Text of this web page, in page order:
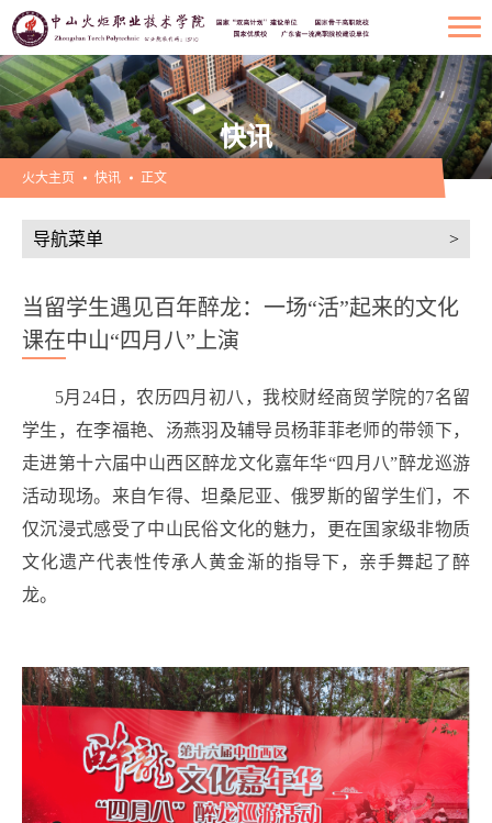
快讯
火大主页 快讯 正文
导航菜单 >
当留学生遇见百年醉龙：一场“活”起来的文化
课在中山“四月八”上演
5月24日，农历四月初八，我校财经商贸学院的7名留
学生，在李福艳、汤燕羽及辅导员杨菲菲老师的带领下，
走进第十六届中山西区醉龙文化嘉年华“四月八”醉龙巡游
活动现场。来自乍得、坦桑尼亚、俄罗斯的留学生们，不
仅沉浸式感受了中山民俗文化的魅力，更在国家级非物质
文化遗产代表性传承人黄金渐的指导下，亲手舞起了醉
龙。